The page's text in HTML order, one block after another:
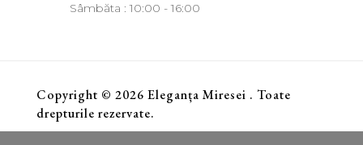
Sâmbăta : 10:00 - 16:00
Copyright © 2026 Eleganța Miresei . Toate
drepturile rezervate.